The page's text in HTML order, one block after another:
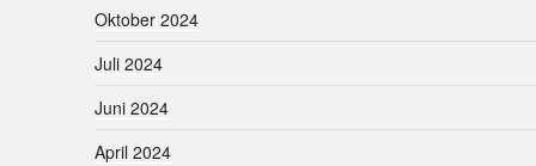
Oktober 2024
Juli 2024
Juni 2024
April 2024